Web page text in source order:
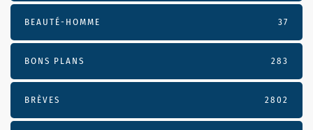
BEAUTÉ-HOMME 37
BONS PLANS 283
BRÈVES 2802